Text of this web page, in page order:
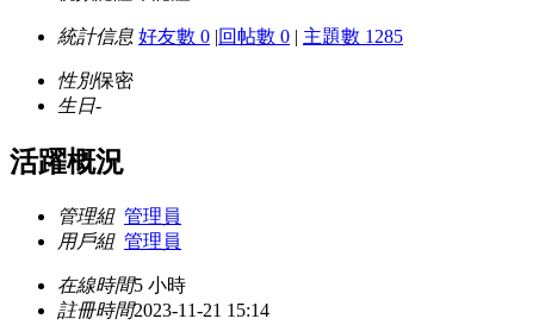
統計信息 好友數 0 |回帖數 0 | 主題數 1285
性別保密
生日-
活躍概況
管理組 管理員
用戶組 管理員
在線時間5 小時
註冊時間2023-11-21 15:14